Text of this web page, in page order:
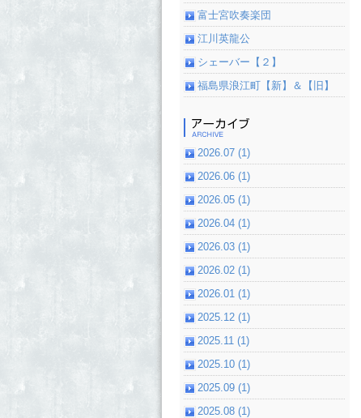
富士宮吹奏楽団
江川英龍公
シェーバー【２】
福島県浪江町【新】＆【旧】
2026.07 (1)
2026.06 (1)
2026.05 (1)
2026.04 (1)
2026.03 (1)
2026.02 (1)
2026.01 (1)
2025.12 (1)
2025.11 (1)
2025.10 (1)
2025.09 (1)
2025.08 (1)